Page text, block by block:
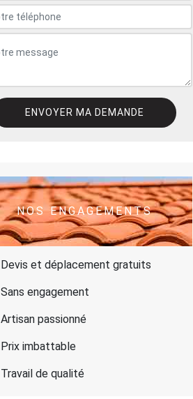
NOS ENGAGEMENTS
Devis et déplacement gratuits
Sans engagement
Artisan passionné
Prix imbattable
Travail de qualité